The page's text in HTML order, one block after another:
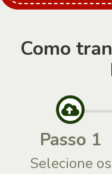
Como
Passo 1
Selecione os